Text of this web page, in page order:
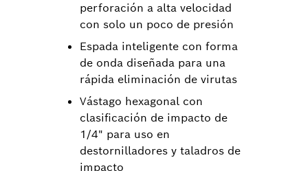
perforación a alta velocidad
con solo un poco de presión
Espada inteligente con forma
de onda diseñada para una
rápida eliminación de virutas
Vástago hexagonal con
clasificación de impacto de
1/4" para uso en
destornilladores y taladros de
impacto